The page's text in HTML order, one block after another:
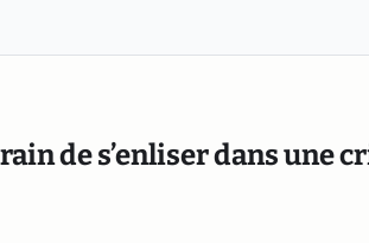
de s’enliser dans une